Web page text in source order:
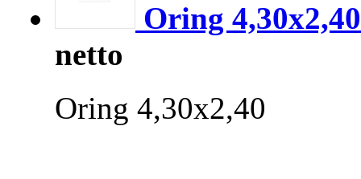
Oring 4,30x2,40
netto
Oring 4,30x2,40